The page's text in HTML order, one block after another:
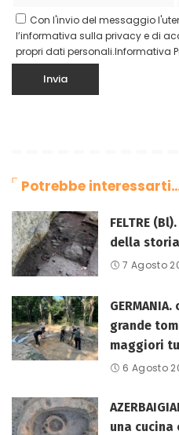
Con l'invio del messaggio
l’informativa sulla privacy e di
propri dati personali.Informativa
Potrebbe
FELTRE
della
7 Agosto
grande
maggiori
6 Agosto
una